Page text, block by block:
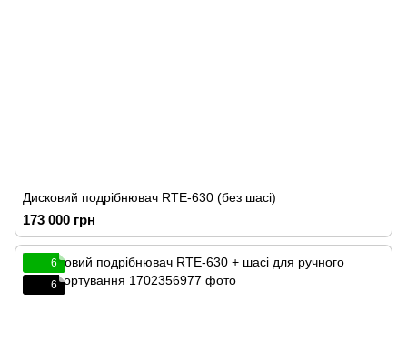
Дисковий подрібнювач RTE-630 (без шасі)
173 000 грн
6
6